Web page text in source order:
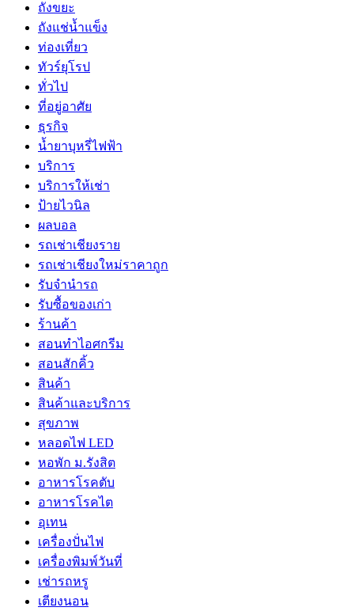
ถังขยะ
ถังแช่น้ำแข็ง
ท่องเที่ยว
ทัวร์ยุโรป
ทั่วไป
ที่อยู่อาศัย
ธุรกิจ
น้ำยาบุหรี่ไฟฟ้า
บริการ
บริการให้เช่า
ป้ายไวนิล
ผลบอล
รถเช่าเชียงราย
รถเช่าเชียงใหม่ราคาถูก
รับจำนำรถ
รับซื้อของเก่า
ร้านค้า
สอนทำไอศกรีม
สอนสักคิ้ว
สินค้า
สินค้าและบริการ
สุขภาพ
หลอดไฟ LED
หอพัก ม.รังสิต
อาหารโรคตับ
อาหารโรคไต
อุเทน
เครื่องปั่นไฟ
เครื่องพิมพ์วันที่
เช่ารถหรู
เตียงนอน